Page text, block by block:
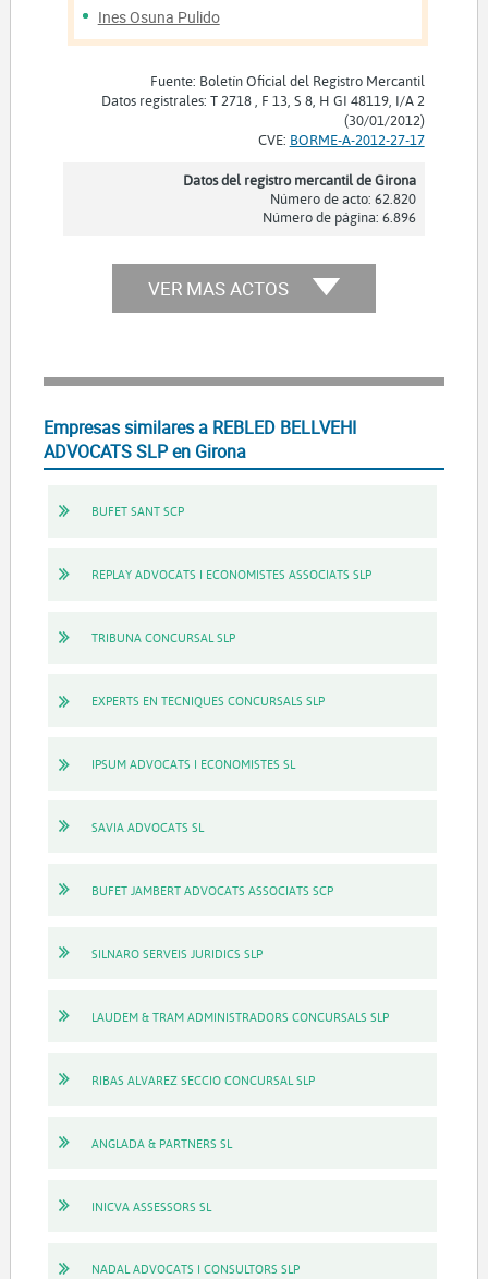
Ines Osuna Pulido
Fuente: Boletín Oficial del Registro Mercantil
Datos registrales: T 2718 , F 13, S 8, H GI 48119, I/A 2
(30/01/2012)
CVE: BORME-A-2012-27-17
Datos del registro mercantil de Girona
Número de acto: 62.820
Número de página: 6.896
VER MAS ACTOS
Empresas similares a REBLED BELLVEHI
ADVOCATS SLP en Girona
BUFET SANT SCP
REPLAY ADVOCATS I ECONOMISTES ASSOCIATS SLP
TRIBUNA CONCURSAL SLP
EXPERTS EN TECNIQUES CONCURSALS SLP
IPSUM ADVOCATS I ECONOMISTES SL
SAVIA ADVOCATS SL
BUFET JAMBERT ADVOCATS ASSOCIATS SCP
SILNARO SERVEIS JURIDICS SLP
LAUDEM & TRAM ADMINISTRADORS CONCURSALS SLP
RIBAS ALVAREZ SECCIO CONCURSAL SLP
ANGLADA & PARTNERS SL
INICVA ASSESSORS SL
NADAL ADVOCATS I CONSULTORS SLP